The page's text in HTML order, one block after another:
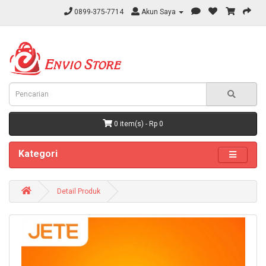
0899-375-7714 Akun Saya
0 item(s) - Rp 0
Kategori
Detail Produk